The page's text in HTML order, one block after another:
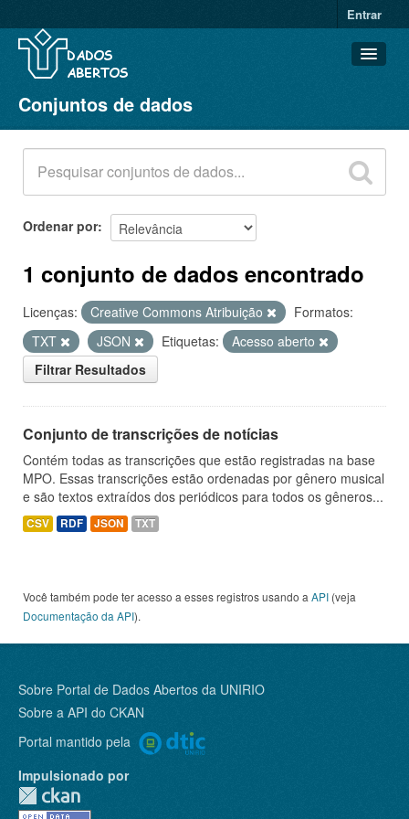
Entrar
Conjuntos de dados
Organizações
Grupos
Sobre
Conjuntos de dados
Ordenar por
1 conjunto de dados encontrado
Licenças: Creative Commons Atribuição
Formatos:
TXT
JSON Etiquetas:
Acesso aberto
Filtrar Resultados
Conjunto de transcrições de notícias
Contém todas as transcrições que estão registradas na base
MPO. Essas transcrições estão ordenadas por gênero musical
e são textos extraídos dos periódicos para todos os gêneros...
CSV RDF JSON TXT
Você também pode ter acesso a esses registros usando a API (veja
Documentação da API).
Sobre Portal de Dados Abertos da UNIRIO
Sobre a API do CKAN
Portal mantido pela
Impulsionado por